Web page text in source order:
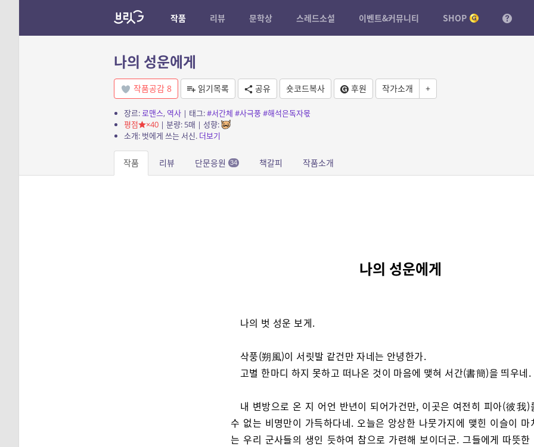
작품 리뷰 문학상 스레드소설 이벤트&커뮤니티 SHOP
나의 성운에게
작품공감 8 읽기목록 공유 숏코드복사 후원 작가소개 +
장르:로맨스, 역사| 태그:#서간체 #사극풍#해석은독자몫
평점
×40| 분량: 5매 | 성향:
소개: 벗에게 쓰는 서신. 더보기
작품 리뷰 단문응원 34 책갈피 작품소개
나의 성운에게
나의 벗 성운 보게.
삭풍(朔風)이 서릿발 같건만 자네는 안녕한가.
고별 한마디 하지 못하고 떠나온 것이 마음에 맺혀 서간(書簡)을 띄우네.
내 변방으로 온 지 어언 반년이 되어가건만, 이곳은 여전히 피아(彼我)
수 없는 비명만이 가득하다네. 오늘은 앙상한 나뭇가지에 맺힌 이슬이 마
는 우리 군사들의 생인 듯하여 참으로 가련해 보이더군. 그들에게 따뜻한